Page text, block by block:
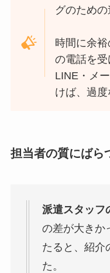
グのための
時間に余
の電話を
LINE・メ
けば、過度
担当者の質にばら
派遣スタッフ
の差が大きか
たると、紹介
た。